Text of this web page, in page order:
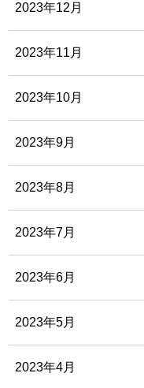
2023年12月
2023年11月
2023年10月
2023年9月
2023年8月
2023年7月
2023年6月
2023年5月
2023年4月